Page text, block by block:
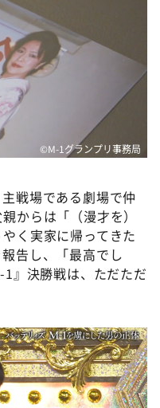
©️M-1グランプリ事務局
戦場である劇場で仲
からは「（漫才を）
く実家に帰ってきた
告し、「最高でし
』決勝戦は、ただただ